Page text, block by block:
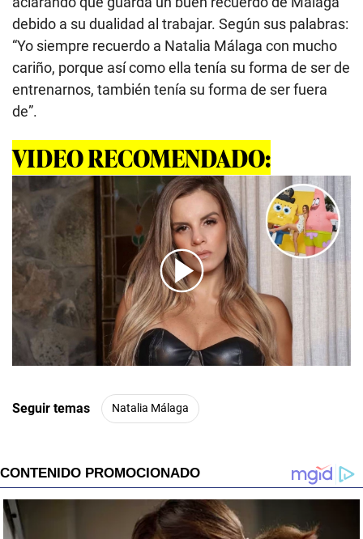
debido a su dualidad al trabajar. Según sus palabras:
“Yo siempre recuerdo a Natalia Málaga con mucho
cariño, porque así como ella tenía su forma de ser de
entrenarnos, también tenía su forma de ser fuera
de”.
VIDEO RECOMENDADO:
00:00 01:00
Seguir temas Natalia Málaga